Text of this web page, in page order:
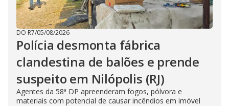
DO R7/05/08/2026
Polícia desmonta fábrica
clandestina de balões e prende
suspeito em Nilópolis (RJ)
Agentes da 58ª DP apreenderam fogos, pólvora e
materiais com potencial de causar incêndios em imóvel